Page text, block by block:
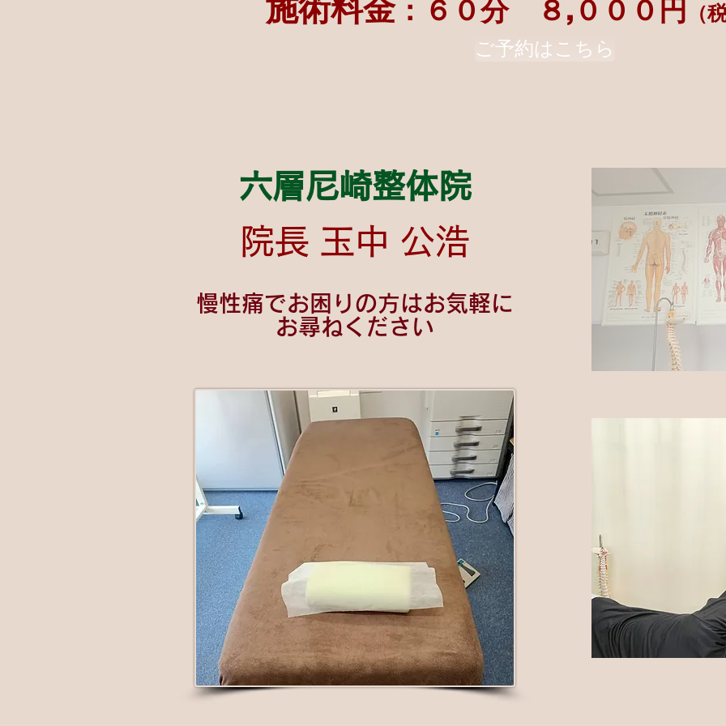
施術料金：６０分 ８,０００円 （
ご予約はこちら
六層尼崎整体院
院長 玉中 公浩
慢性痛でお困りの方はお気軽に
お尋ねください